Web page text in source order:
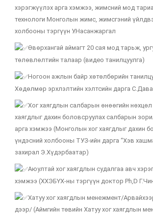
хэрэгжүүлэх арга хэмжээ, жимсний мод
технологи Монголын жимс, жимсгэний
холбооны тэргүүн У.Насанжаргал
Өвөрхангай аймагт 20 сая мод тарьж,
төлөвлөлтийн талаар (видео танилцуулга)
Ногоон ажлын байр хөтөлбөрийн
Хөдөлмөр эрхлэлтийн хэлтсийн дарга
Хог хаягдлын салбарын өнөөгийн нөхцөл
хаягдлыг дахин боловсруулах салбарын
арга хэмжээ (Монголын хог хаягдлыг дахин
үндэсний холбооны ТУЗ-ийн дарга “Хэв
захирал Э.Хүдэрбаатар)
Аюултай хог хаягдлын судалгаа авч
хэмжээ (ХХЭБҮХ-ны тэргүүн доктор Ph,D
Хатуу хог хаягдлын менежмент/
дээр/ (Аймгийн төвийн Хатуу хог хаягдлын